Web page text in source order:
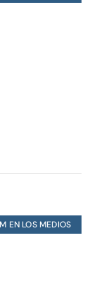
EN LOS MEDIOS